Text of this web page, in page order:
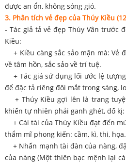
được an ổn, không sóng gió.
3. Phân tích vẻ đẹp của Thúy Kiều
- Tác giả tả vẻ đẹp Thúy Vân trước
Kiều:
+ Kiều càng sắc sảo mặn mà: Vẻ
về tâm hồn, sắc sảo về trí tuệ.
+ Tác giả sử dụng lối ước lệ
để đặc tả riêng đôi mắt trong sáng,
+ Thúy Kiều gợi lên là trang
khiến tự nhiên phải ganh ghét, đố
+ Cái tài của Thúy Kiều đạt đến
thẩm mĩ phong kiến: cầm, kì, thi, họa.
+ Nhấn mạnh tài đàn của nàng,
của nàng (Một thiên bạc mệnh lại